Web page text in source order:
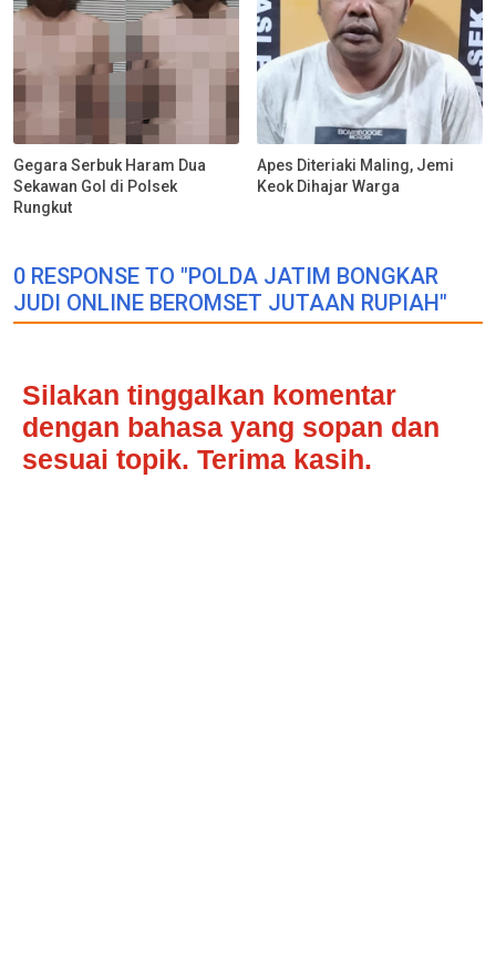
Gegara Serbuk Haram Dua
Sekawan Gol di Polsek
Rungkut
Apes Diteriaki Maling, Jemi
Keok Dihajar Warga
0 RESPONSE TO "POLDA JATIM BONGKAR
JUDI ONLINE BEROMSET JUTAAN RUPIAH"
Silakan tinggalkan komentar
dengan bahasa yang sopan dan
sesuai topik. Terima kasih.